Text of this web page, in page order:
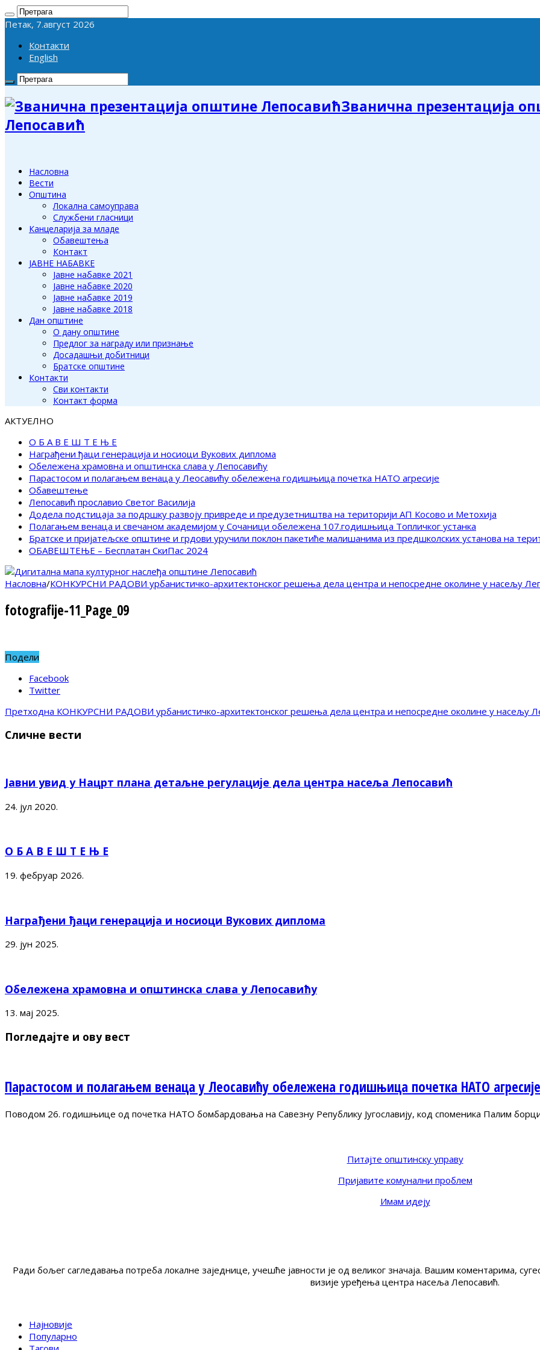
Петак, 7.август 2026
Контакти
English
Званична презентација
Лепосавић
Насловна
Вести
Општина
Локална самоуправа
Службени гласници
Канцеларија за младе
Обавештења
Контакт
ЈАВНЕ НАБАВКЕ
Јавне набавке 2021
Јавне набавке 2020
Јавне набавке 2019
Јавне набавке 2018
Дан општине
О дану општине
Предлог за награду или признање
Досадашњи добитници
Братске општине
Контакти
Сви контакти
Контакт форма
АКТУЕЛНО
О Б А В Е Ш Т Е Њ Е
Награђени ђаци генерација и носиоци Вукових диплома
Обележена храмовна и општинска слава у Лепосавићу
Парастосом и полагањем венаца у Леосавићу обележена годишњица почетка НАТО агресије
Обавештење
Лепосавић прославио Светог Василија
Додела подстицаја за подршку развоју привреде и предузетништва на територији АП Косово и Метохија
Полагањем венаца и свечаном академијом у Сочаници обележена 107.годишњица Топличког устанка
Братске и пријатељске општине и грдови уручили поклон пакетиће малишанима из предшколских установа на
ОБАВЕШТЕЊЕ – Бесплатан СкиПас 2024
Насловна/КОНКУРСНИ РАДОВИ урбанистичко-архитектонског решења дела центра и непосредне околине у насељу
fotografije-11_Page_09
Подели
Facebook
Twitter
Претходна КОНКУРСНИ РАДОВИ урбанистичко-архитектонског решења дела центра и непосредне околине у насељу
Сличне вести
Јавни увид у Нацрт плана детаљне регулације дела центра насеља Лепосавић
24. јул 2020.
О Б А В Е Ш Т Е Њ Е
19. фебруар 2026.
Награђени ђаци генерација и носиоци Вукових диплома
29. јун 2025.
Обележена храмовна и општинска слава у Лепосавићу
13. мај 2025.
Погледајте и ову вест
Парастосом и полагањем венаца у Леосавићу обележена годишњица почетка НАТО агресије
Поводом 26. годишњице од почетка НАТО бомбардовања на Савезну Републику Југославију, код споменика Палим
Питајте општинску управу
Пријавите комунални проблем
Имам идеју
Ради бољег сагледавања потреба локалне заједнице, учешће јавности је од великог значаја. Вашим коментарима,
визије уређења центра насеља Лепосавић.
Најновије
Популарно